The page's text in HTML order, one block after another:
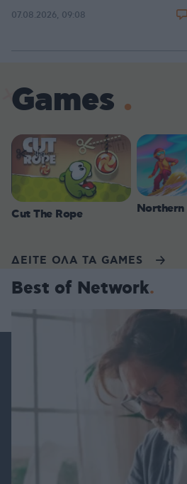
07.08.2026, 09:08
Games
Cut The Rope Northern
ΔΕΙΤΕ ΟΛΑ ΤΑ GAMES
Best of Network